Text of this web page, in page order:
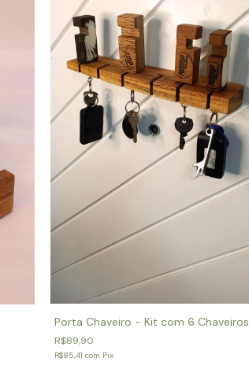
Porta Chaveiro - Kit com 6 Chaveiros
R$89,90
R$85,41 com Pix